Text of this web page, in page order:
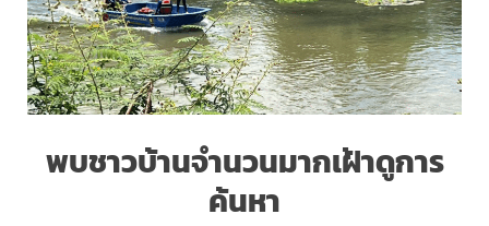
พบชาวบ้านจำนวนมากเฝ้าดูการ
ค้นหา